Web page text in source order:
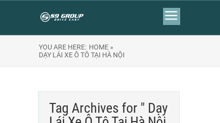
YOU ARE HERE: HOME »
DẠY LÁI XE Ô TÔ TẠI HÀ NỘI
Tag Archives for " Dạy